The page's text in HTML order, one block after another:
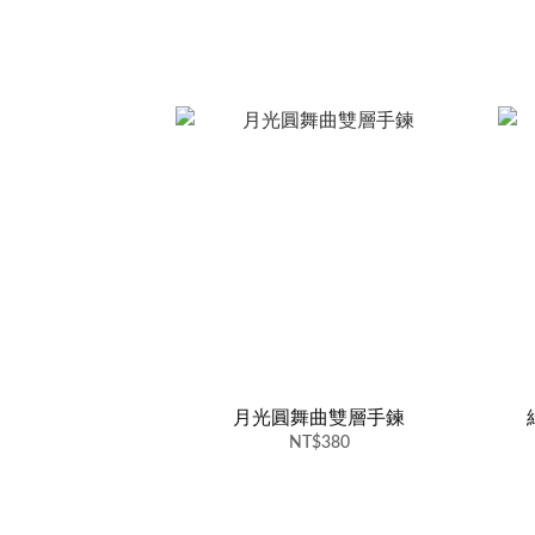
月光圓舞曲雙層手鍊
NT$380